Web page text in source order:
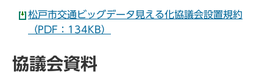
松戸市交通ビッグデータ見える化協議会設置規約
（PDF：134KB）
協議会資料